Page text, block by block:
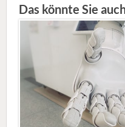
Das könnte Sie